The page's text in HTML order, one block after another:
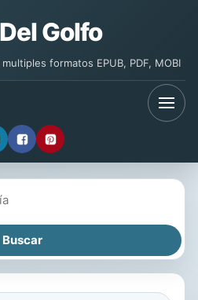
Golfo
formatos EPUB, PDF, MOBI